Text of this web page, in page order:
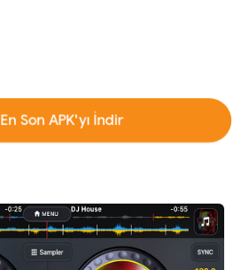
En Son APK'yı İndir